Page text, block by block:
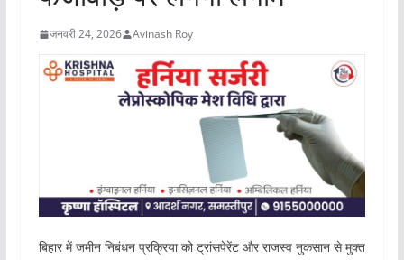
जनवरी 24, 2026 Avinash Roy
बिहार में जमीन निबंधन प्रक्रिया को ट्रांसपेरेंट और राजस्व नुकसान से मुक्त